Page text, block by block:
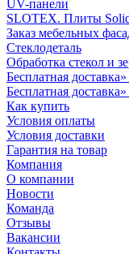
UV-панели
SLOTEX. Плиты
Заказ мебельных
Стеклодеталь
Обработка стекол и
Бесплатная
Бесплатная
Как купить
Условия оплаты
Условия доставки
Гарантия на товар
Компания
О компании
Новости
Команда
Отзывы
Вакансии